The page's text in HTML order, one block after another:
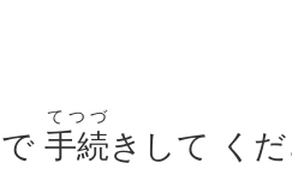
で 手続
てつづ
きして く